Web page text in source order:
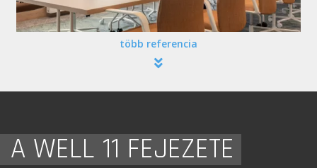
több referencia
A WELL 11 FEJEZETE